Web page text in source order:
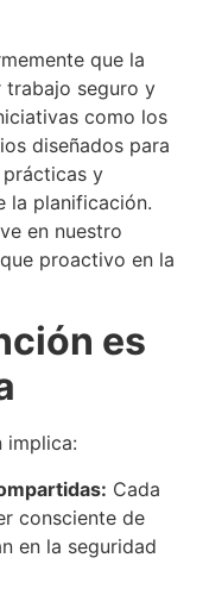
que la
trabajo seguro y
como los
diseñados para
y
la planificación.
en nuestro
proactivo en la
es
implica:
Cada
consciente de
en la seguridad